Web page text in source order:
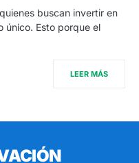
buscan invertir en
único. Esto porque el
LEER MÁS